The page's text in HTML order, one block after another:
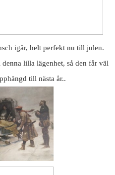
igår, helt perfekt nu till julen.
lilla lägenhet, så den får väl
till nästa år..